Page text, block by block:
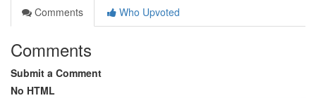
Comments
Who Upvoted
Comments
Submit a Comment
No HTML